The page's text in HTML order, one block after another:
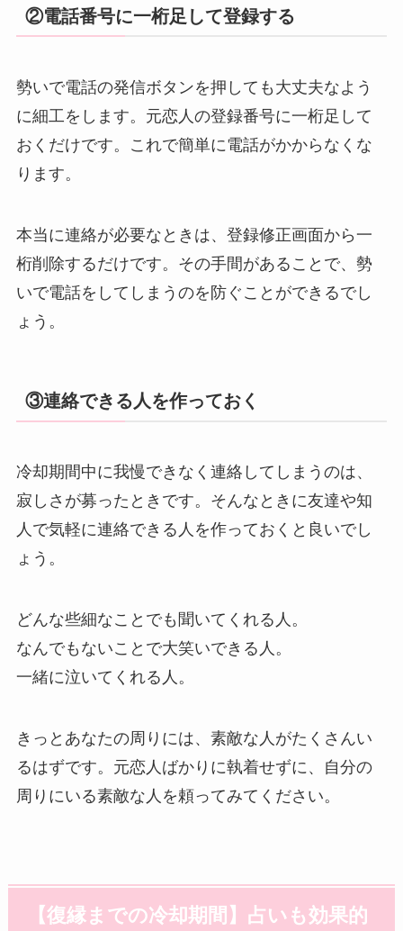
②電話番号に一桁足して登録する
勢いで電話の発信ボタンを押しても大丈夫なよう
に細工をします。元恋人の登録番号に一桁足して
おくだけです。これで簡単に電話がかからなくな
ります。
本当に連絡が必要なときは、登録修正画面から一
桁削除するだけです。その手間があることで、勢
いで電話をしてしまうのを防ぐことができるでし
ょう。
③連絡できる人を作っておく
冷却期間中に我慢できなく連絡してしまうのは、
寂しさが募ったときです。そんなときに友達や知
人で気軽に連絡できる人を作っておくと良いでし
ょう。
どんな些細なことでも聞いてくれる人。
なんでもないことで大笑いできる人。
一緒に泣いてくれる人。
きっとあなたの周りには、素敵な人がたくさんい
るはずです。元恋人ばかりに執着せずに、自分の
周りにいる素敵な人を頼ってみてください。
【復縁までの冷却期間】占いも効果的